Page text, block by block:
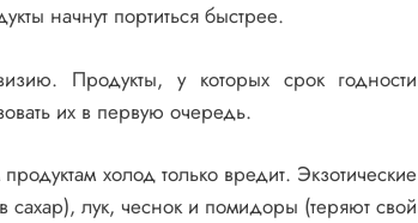
начнут портиться быстрее.
Продукты, у которых срок годности
их в первую очередь.
холод только вредит. Экзотические
лук, чеснок и помидоры (теряют свой